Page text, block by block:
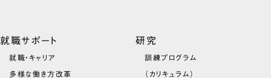
就職サポート
就職・キャリア
多様な働き方改革
研究
訓練プログラム
（カリキュラム）